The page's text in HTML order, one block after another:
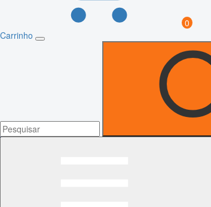
0
Carrinho